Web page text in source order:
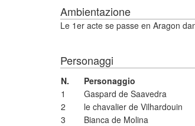
Ambientazione
Le 1er acte se passe en Aragon
Personaggi
N. Personaggio
1
Gaspard de Saavedra
2
le chavalier de Vilhardouin
3
Bianca de Molina